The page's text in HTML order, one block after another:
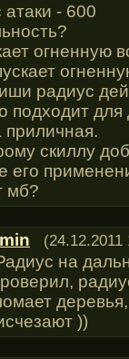
атаки - 600
огненную
радиус
подходит
приличная.
скиллу
его
мб?
(24.12.2011
на
))